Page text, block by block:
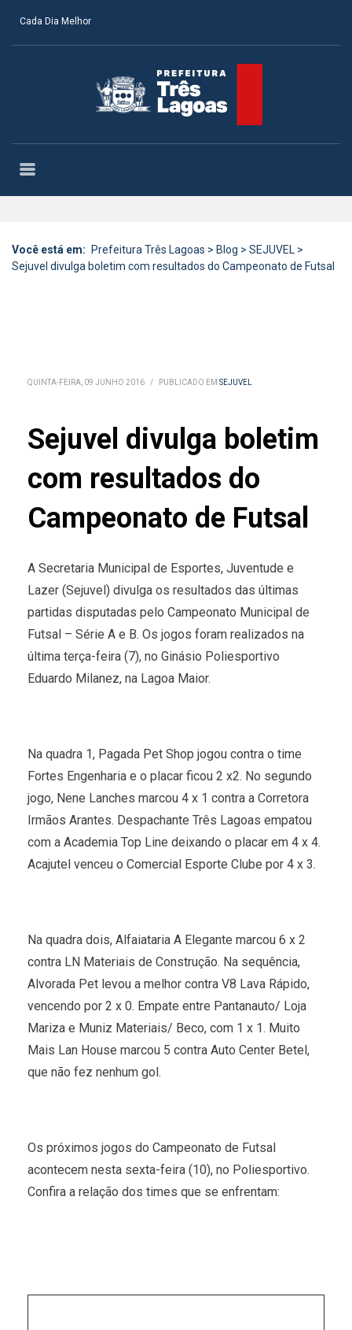
Cada Dia Melhor
Você está em: Prefeitura Três Lagoas > Blog > SEJUVEL >
Sejuvel divulga boletim com resultados do Campeonato de Futsal
QUINTA-FEIRA, 09 JUNHO 2016 / PUBLICADO EM SEJUVEL
Sejuvel divulga boletim
com resultados do
Campeonato de Futsal
A Secretaria Municipal de Esportes, Juventude e
Lazer (Sejuvel) divulga os resultados das últimas
partidas disputadas pelo Campeonato Municipal de
Futsal – Série A e B. Os jogos foram realizados na
última terça-feira (7), no Ginásio Poliesportivo
Eduardo Milanez, na Lagoa Maior.
Na quadra 1, Pagada Pet Shop jogou contra o time
Fortes Engenharia e o placar ficou 2 x2. No segundo
jogo, Nene Lanches marcou 4 x 1 contra a Corretora
Irmãos Arantes. Despachante Três Lagoas empatou
com a Academia Top Line deixando o placar em 4 x 4.
Acajutel venceu o Comercial Esporte Clube por 4 x 3.
Na quadra dois, Alfaiataria A Elegante marcou 6 x 2
contra LN Materiais de Construção. Na sequência,
Alvorada Pet levou a melhor contra V8 Lava Rápido,
vencendo por 2 x 0. Empate entre Pantanauto/ Loja
Mariza e Muniz Materiais/ Beco, com 1 x 1. Muito
Mais Lan House marcou 5 contra Auto Center Betel,
que não fez nenhum gol.
Os próximos jogos do Campeonato de Futsal
acontecem nesta sexta-feira (10), no Poliesportivo.
Confira a relação dos times que se enfrentam: